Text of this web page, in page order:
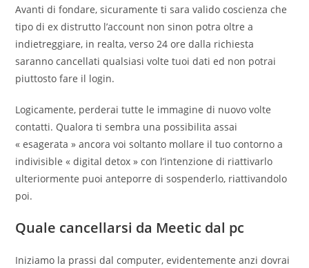
Avanti di fondare, sicuramente ti sara valido coscienza che
tipo di ex distrutto l’account non sinon potra oltre a
indietreggiare, in realta, verso 24 ore dalla richiesta
saranno cancellati qualsiasi volte tuoi dati ed non potrai
piuttosto fare il login.
Logicamente, perderai tutte le immagine di nuovo volte
contatti. Qualora ti sembra una possibilita assai
« esagerata » ancora voi soltanto mollare il tuo contorno a
indivisible « digital detox » con l’intenzione di riattivarlo
ulteriormente puoi anteporre di sospenderlo, riattivandolo
poi.
Quale cancellarsi da Meetic dal pc
Iniziamo la prassi dal computer, evidentemente anzi dovrai